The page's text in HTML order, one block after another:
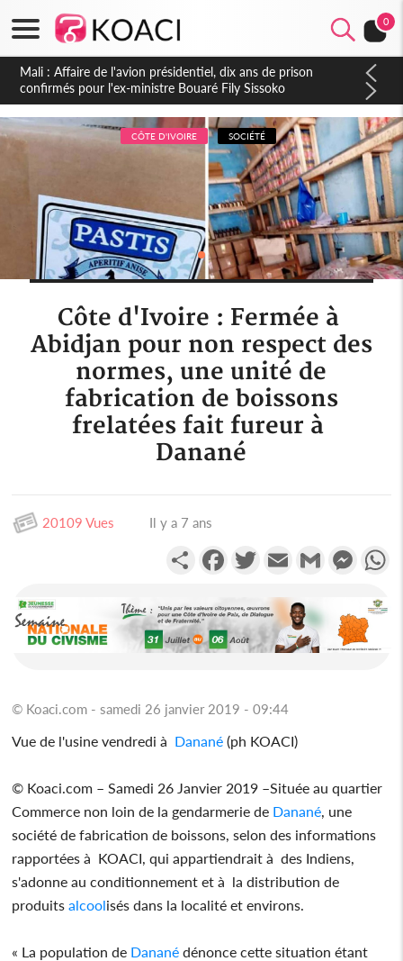
0
Nigeria : Le Togo et le Cameroun principaux acheteurs des
produits de la raffinerie Dangote en juillet
CÔTE D'IVOIRE SOCIÉTÉ
Côte d'Ivoire : Fermée à
Abidjan pour non respect des
normes, une unité de
fabrication de boissons
frelatées fait fureur à
Danané
20109 Vues Il y a 7 ans
PartagerFacebookTwitterEmail Gmail
© Koaci.com - samedi 26 janvier 2019 - 09:44
Vue de l'usine vendredi à Danané (ph KOACI)
© Koaci.com – Samedi 26 Janvier 2019 –Située au quartier
Commerce non loin de la gendarmerie de Danané, une
société de fabrication de boissons, selon des informations
rapportées à KOACI, qui appartiendrait à des Indiens,
s'adonne au conditionnement et à la distribution de
produitsalcoolisés dans la localité et environs.
« La population de Danané dénonce cette situation étant